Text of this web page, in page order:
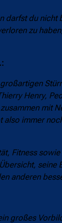
darfst du
zu
Henry,
mit
immer
Fitness
anderen
großes